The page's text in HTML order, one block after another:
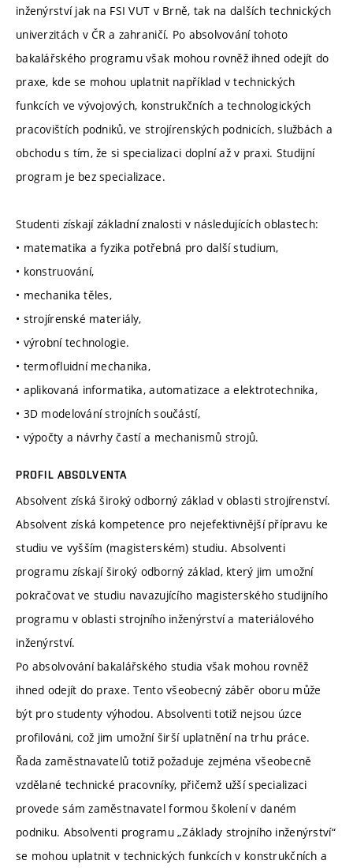
inženýrství jak na FSI VUT v Brně, tak na dalších technických
univerzitách v ČR a zahraničí. Po absolvování tohoto
bakalářského programu však mohou rovněž ihned odejít do
praxe, kde se mohou uplatnit například v technických
funkcích ve vývojových, konstrukčních a technologických
pracovištích podniků, ve strojírenských podnicích, službách a
obchodu s tím, že si specializaci doplní až v praxi. Studijní
program je bez specializace.
Studenti získají základní znalosti v následujících oblastech:
• matematika a fyzika potřebná pro další studium,
• konstruování,
• mechanika těles,
• strojírenské materiály,
• výrobní technologie.
• termofluidní mechanika,
• aplikovaná informatika, automatizace a elektrotechnika,
• 3D modelování strojních součástí,
• výpočty a návrhy častí a mechanismů strojů.
PROFIL ABSOLVENTA
Absolvent získá široký odborný základ v oblasti strojírenství.
Absolvent získá kompetence pro nejefektivnější přípravu ke
studiu ve vyšším (magisterském) studiu. Absolventi
programu získají široký odborný základ, který jim umožní
pokračovat ve studiu navazujícího magisterského studijního
programu v oblasti strojního inženýrství a materiálového
inženýrství.
Po absolvování bakalářského studia však mohou rovněž
ihned odejít do praxe. Tento všeobecný záběr oboru může
být pro studenty výhodou. Absolventi totiž nejsou úzce
profilováni, což jim umožní širší uplatnění na trhu práce.
Řada zaměstnavatelů totiž požaduje zejména všeobecně
vzdělané technické pracovníky, přičemž užší specializaci
provede sám zaměstnavatel formou školení v daném
podniku. Absolventi programu „Základy strojního inženýrství“
se mohou uplatnit v technických funkcích v konstrukčních a